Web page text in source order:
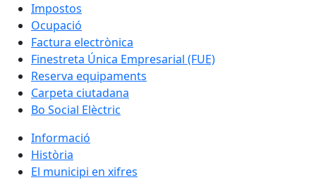
Impostos
Ocupació
Factura electrònica
Finestreta Única Empresarial (FUE)
Reserva equipaments
Carpeta ciutadana
Bo Social Elèctric
Informació
Història
El municipi en xifres